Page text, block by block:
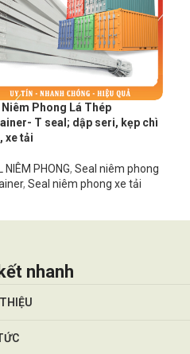
Niêm Phong Lá Thép
T seal; dập seri, kẹp chì
xe tải
NIÊM PHONG, Seal niêm phong
, Seal niêm phong xe tải
nhanh